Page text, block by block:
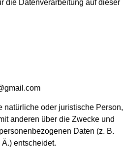
die Datenverarbeitung auf dieser
natürliche oder juristische Person,
anderen über die Zwecke und
Daten (z. B.
entscheidet.